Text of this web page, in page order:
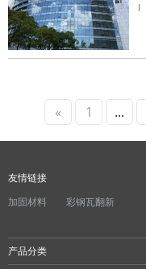
|
« 1 ...
友情链接
加固材料
彩钢瓦翻新
产品分类